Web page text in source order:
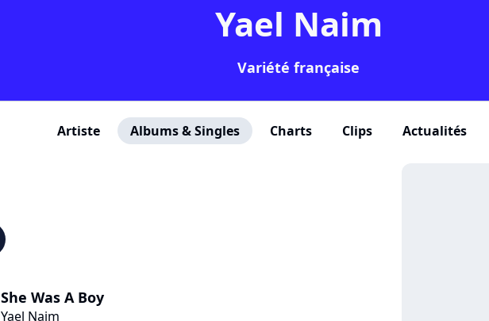
Yael Naim
Variété française
Artiste Albums & Singles Charts Clips Actualités
She Was A Boy
Yael Naim